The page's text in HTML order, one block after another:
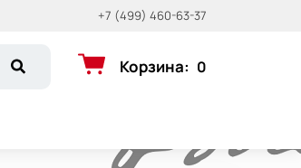
+7 (499) 460-63-37
Корзина: 0